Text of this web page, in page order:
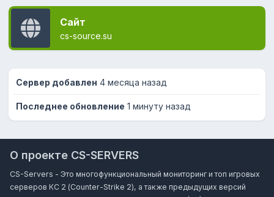
Сайт
cs-source.su
Сервер добавлен 4 месяца назад
Последнее обновление 1 минуту назад
О проекте CS-SERVERS
CS-Servers - Это многофункциональный мониторинг и топ игровых
серверов КС 2 (Counter-Strike 2), а также предыдущих версий